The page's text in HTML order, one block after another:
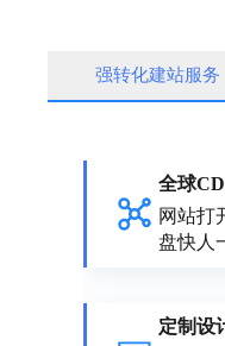
强转化建站服务
全球
网站打
盘快人
定制设